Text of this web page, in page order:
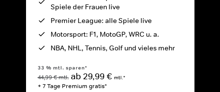
Spiele der Frauen live
Premier League: alle Spiele live
Motorsport: F1, MotoGP, WRC u. a.
NBA, NHL, Tennis, Golf und vieles mehr
33 % mtl. sparen*
44,99 € mtl. ab 29,99 € mtl.*
+ 7 Tage Premium gratis*